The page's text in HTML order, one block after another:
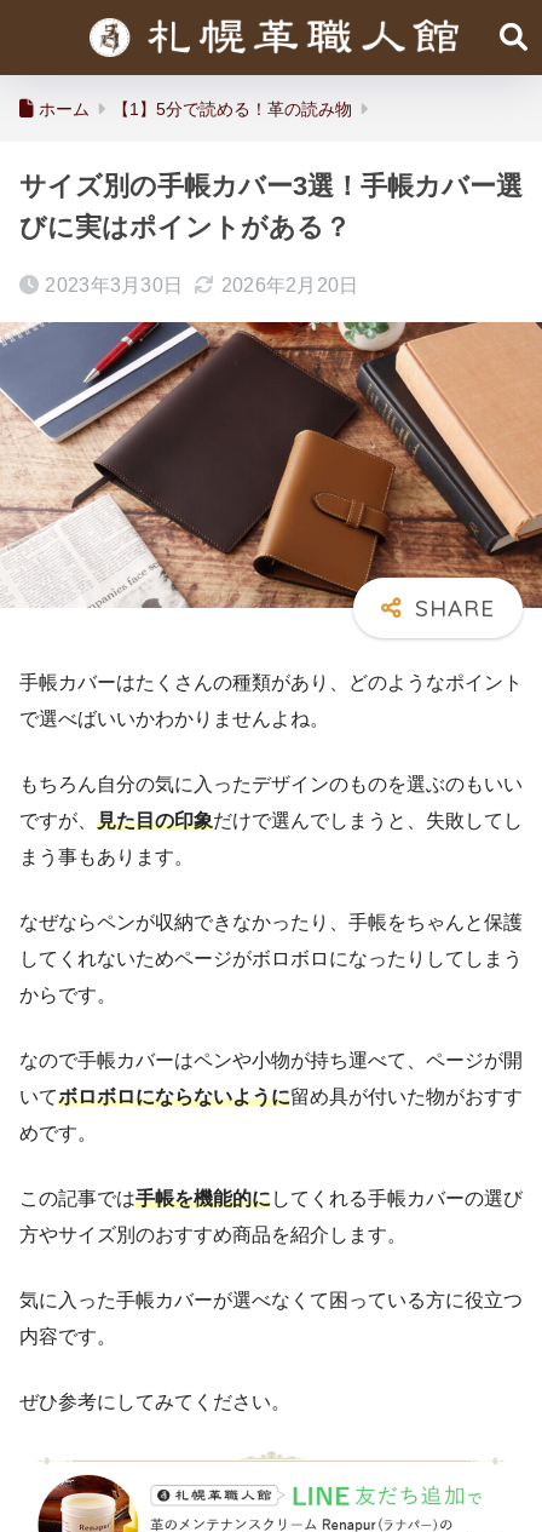
ホーム 【1】5分で読める！革の読み物
サイズ別の手帳カバー3選！手帳カバー選
びに実はポイントがある？
2023年3月30日 2026年2月20日
手帳カバーはたくさんの種類があり、どのようなポイント
で選べばいいかわかりませんよね。
もちろん自分の気に入ったデザインのものを選ぶのもいい
ですが、 見た目の印象だけで選んでしまうと、失敗してし
まう事もあります。
なぜならペンが収納できなかったり、手帳をちゃんと保護
してくれないためページがボロボロになったりしてしまう
からです。
なので手帳カバーはペンや小物が持ち運べて、ページが開
いてボロボロにならないように留め具が付いた物がおすす
めです。
この記事では手帳を機能的にしてくれる手帳カバーの選び
方やサイズ別のおすすめ商品を紹介します。
気に入った手帳カバーが選べなくて困っている方に役立つ
内容です。
ぜひ参考にしてみてください。